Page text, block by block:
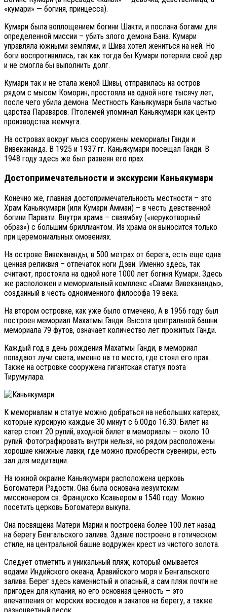
«кумари» — богиня, принцесса).
Кумари была воплощением богини Шакти, и послана богами для
определенной миссии – убить злого демона Бана. Кумари
управляла южными землями, и Шива хотел жениться на ней. Но
боги воспротивились, так как тогда бы Кумари потеряла свой дар
и не смогла бы выполнить долг.
Кумари так и не стала женой Шивы, отправилась на остров
рядом с мысом Коморин, простояла на одной ноге тысячу лет,
после чего убила демона. Местность Каньякумари была частью
царства Параваров. Птолемей упоминал Каньякумари как центр
производства жемчуга.
На островах вокруг мыса сооружены мемориалы Ганди и
Вивекананда. В 1925 и 1937 гг. Каньякумари посещал Ганди. В
1948 году здесь же был развеян его прах.
Достопримечательности и экскурсии Каньякумари
Конечно же, главная достопримечательность местности – это
Храм Каньякумари (или Кумари Амман) – в честь девственной
богини Парвати. Внутри храма – сваямбху («нерукотворный
образ») с большим бриллиантом. Из храма он выносится только
при церемониальных омовениях.
На острове Вивекананды, в 500 метрах от берега, есть еще одна
ценная реликвия – отпечаток ноги Дэви. Именно здесь, так
считают, простояла на одной ноге 1000 лет богиня Кумари. Здесь
же расположен и мемориальный комплекс «Свами Вивекананды»,
созданный в честь одноименного философа 19 века.
На втором островке, как уже было отмечено, А в 1956 году был
построен мемориал Махатмы Ганди. Высота центральной башни
мемориала 79 футов, означает количество лет прожитых Ганди.
Каждый год в день рождения Махатмы Ганди, в мемориал
попадают лучи света, именно на то место, где стоял его прах.
Также на островке сооружена гигантская статуя поэта
Тирумулара.
К мемориалам и статуе можно добраться на небольших катерах,
которые курсирую каждые 30 минут с 6.00до 16.30. Билет на
катер стоит 20 рупий, входной билет в мемориалы – около 10
рупий. Фотографировать внутри нельзя, но рядом расположены
хорошие книжные лавки, где можно приобрести сувениры, есть
зал для медитации.
На южной окраине Каньякумари расположена церковь
Богоматери Радости. Она была основана иезуитским
миссионером св. Франциско Ксавьером в 1540 году. Можно
посетить церковь Богоматери выкупа.
Она посвящена Матери Марии и построена более 100 лет назад
на берегу Бенгальского залива. Здание построено в готическом
стиле, на центральной башне водружен крест из чистого золота.
Следует отметить и уникальный пляж, который омывается
водами Индийского океана, Аравийского моря и Бенгальского
залива. Берег здесь каменистый и опасный, а сам пляж почти не
пригоден для купания, но его основная ценность – это
впечатления от морских восходов и закатов на берегу, а также